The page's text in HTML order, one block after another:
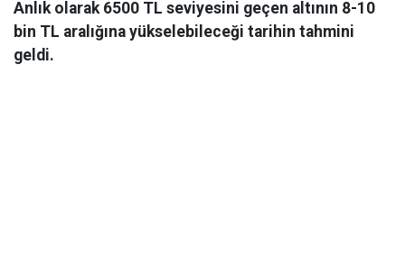
Anlık olarak 6500 TL seviyesini geçen altının 8-10
bin TL aralığına yükselebileceği tarihin tahmini
geldi.